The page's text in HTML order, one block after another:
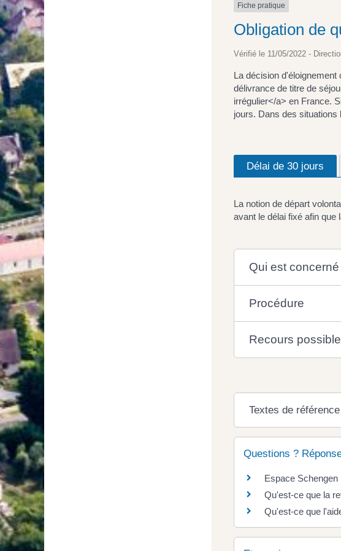
Fiche pratique
Obligation de
Vérifié le 11/05/2022 -
La décision
délivrance de titre de
irrégulier</a> en France.
jours. Dans des
Délai de 30 jours
La notion de départ
avant le délai fixé afin que
Qui est concerné
Procédure
Recours
Textes de référence
Questions ?
Espace Schengen
Qu'est-ce que la
Qu'est-ce que